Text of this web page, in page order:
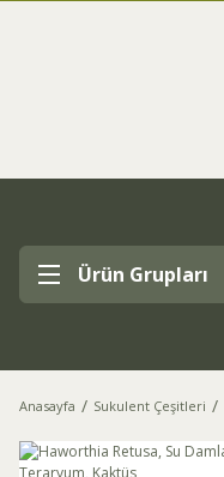
Ürün Grupları
Anasayfa Sukulent Çeşitleri